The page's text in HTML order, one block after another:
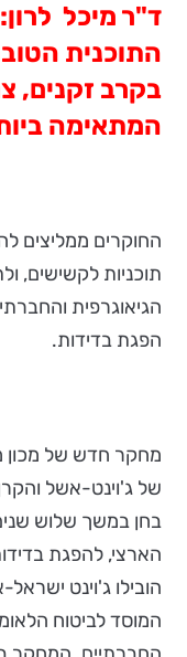
ד"ר מיכל
התוכנית
בקרב זקנים,
המתאימה
החוקרים ממליצים
תוכניות לקשישים,
הגיאוגרפית
הפגת בדידות.
מחקר חדש של מכון
של ג'וינט-אשל
בחן במשך שלוש
הארצי, להפגת
הובילו ג'וינט
המוסד לביטוח